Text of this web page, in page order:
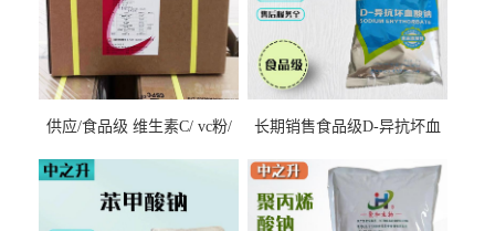
供应/食品级 维生素C/ vc粉/
长期销售食品级D-异抗坏血